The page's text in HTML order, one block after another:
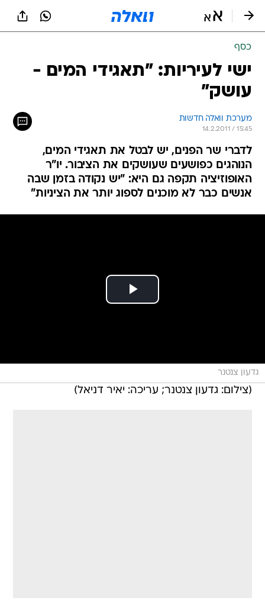
כסף
ישי לעיריות: "תאגידי המים -
עושק"
מערכת וואלה חדשות
14.2.2011 / 15:45
לדברי שר הפנים, יש לבטל את תאגידי המים,
הנוהגים כפושעים שעושקים את הציבור. יו"ר
האופוזיציה תקפה גם היא: "יש נקודה בזמן שבה
אנשים כבר לא מוכנים לספוג יותר את הציניות"
גדעון צנטנר
(צילום: גדעון צנטנר; עריכה: יאיר דניאל)